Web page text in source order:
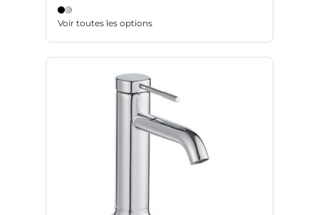
Voir toutes les options